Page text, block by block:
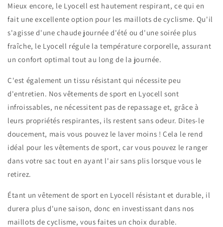
Mieux encore, le Lyocell est hautement respirant, ce qui en
fait une excellente option pour les maillots de cyclisme. Qu'il
s'agisse d'une chaude journée d'été ou d'une soirée plus
fraîche, le Lyocell régule la température corporelle, assurant
un confort optimal tout au long de la journée.
C'est également un tissu résistant qui nécessite peu
d'entretien. Nos vêtements de sport en Lyocell sont
infroissables, ne nécessitent pas de repassage et, grâce à
leurs propriétés respirantes, ils restent sans odeur. Dites-le
doucement, mais vous pouvez le laver moins ! Cela le rend
idéal pour les vêtements de sport, car vous pouvez le ranger
dans votre sac tout en ayant l'air sans plis lorsque vous le
retirez.
Étant un vêtement de sport en Lyocell résistant et durable, il
durera plus d'une saison, donc en investissant dans nos
maillots de cyclisme, vous faites un choix durable.